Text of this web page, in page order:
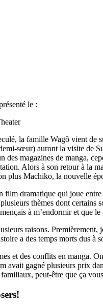
le :
la famille Wagô vient de
sœur) auront la visite de
des magazines de manga,
Alors à son retour à la
plus Machiko, la nouvelle
film dramatique qui joue
thèmes dont
à m’endormir et que
raisons.
a des temps morts dus à
et des conflits en manga.
avait gagné plusieurs prix
peut-être que ça